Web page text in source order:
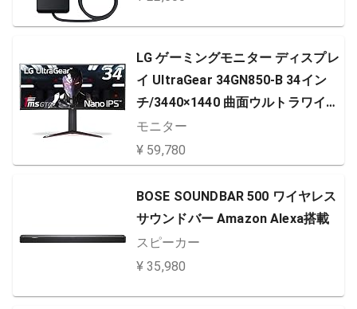
品
LG ゲーミングモニター ディスプレ
イ UltraGear 34GN850-B 34イン
チ/3440×1440 曲面ウルトラワイ
ド/Nano IPS/144hz/1ms(GtoG)/F
reeSync Premium/HDR/HDMI×2、
DP/高さ調節/3年安心・無輝点保証
モニター
¥ 59,780
BOSE SOUNDBAR 500 ワイヤレス
サウンドバー Amazon Alexa搭載
スピーカー
¥ 35,980